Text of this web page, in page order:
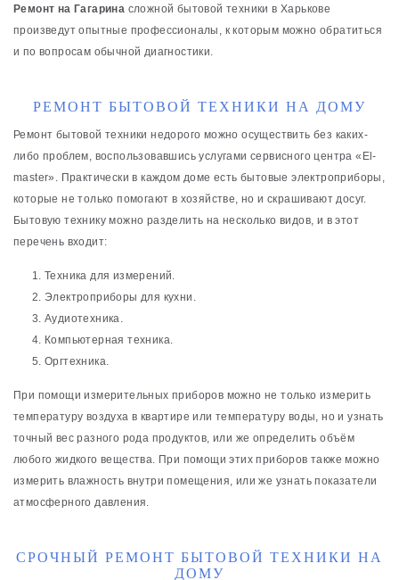
Ремонт на Гагарина сложной бытовой техники в Харькове
произведут опытные профессионалы, к которым можно обратиться
и по вопросам обычной диагностики.
РЕМОНТ БЫТОВОЙ ТЕХНИКИ НА ДОМУ
Ремонт бытовой техники недорого можно осуществить без каких-
либо проблем, воспользовавшись услугами сервисного центра «El-
master». Практически в каждом доме есть бытовые электроприборы,
которые не только помогают в хозяйстве, но и скрашивают досуг.
Бытовую технику можно разделить на несколько видов, и в этот
перечень входит:
Техника для измерений.
Электроприборы для кухни.
Аудиотехника.
Компьютерная техника.
Оргтехника.
При помощи измерительных приборов можно не только измерить
температуру воздуха в квартире или температуру воды, но и узнать
точный вес разного рода продуктов, или же определить объём
любого жидкого вещества. При помощи этих приборов также можно
измерить влажность внутри помещения, или же узнать показатели
атмосферного давления.
СРОЧНЫЙ РЕМОНТ БЫТОВОЙ ТЕХНИКИ НА
ДОМУ